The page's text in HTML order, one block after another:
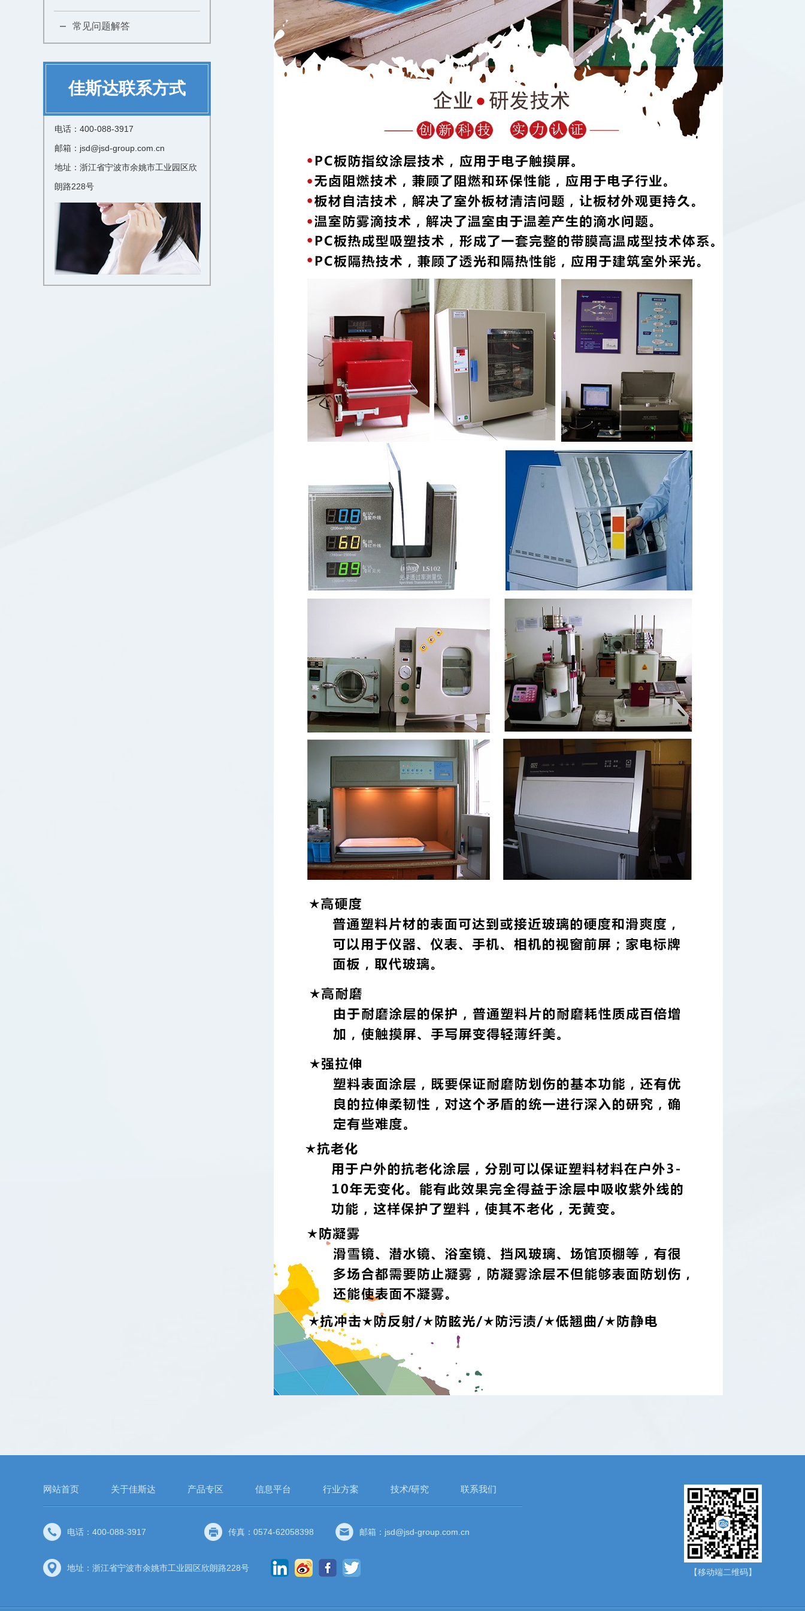
常见问题解答
佳斯达联系方式
电话：400-088-3917
邮箱：jsd@jsd-group.com.cn
地址：浙江省宁波市余姚市工业园区欣
朗路228号
网站首页 关于佳斯达 产品专区 信息平台 行业方案 技术/研究 联系我们
电话：400-088-3917 传真：0574-62058398 邮箱：jsd@jsd-group.com.cn
地址：浙江省宁波市余姚市工业园区欣朗路228号 【移动端二维码】